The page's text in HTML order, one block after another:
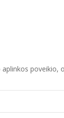
poveikio,